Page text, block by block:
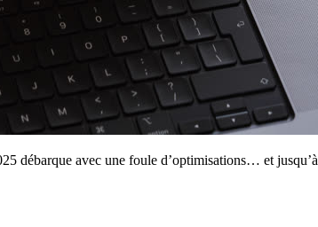
débarque avec une foule d’optimisations… et jusqu’à